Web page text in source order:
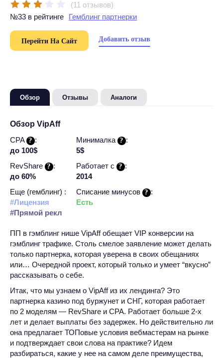
(11 отзывов)
№33 в рейтинге
Гемблинг партнерки
Перейти На Сайт Добавить отзыв
Обзор Отзывы Аналоги
Обзор VipAff
CPA
:
до 100$
RevShare
:
до 60%
Еще (гемблинг) :
#Лицензия
#Прямой рекл
Минималка
:
5$
Работает c
:
2014
Списание минусов
:
Есть
ПП в гэмблинг нише VipAff обещает VIP конверсии на
гэмблинг трафике. Столь смелое заявление может делать
только партнерка, которая уверена в своих обещаниях
или… Очередной проект, который только и умеет “вкусно”
рассказывать о себе.
Итак, что мы узнаем о VipAff из их лендинга? Это
партнерка казино под буржунет и СНГ, которая работает
по 2 моделям — RevShare и CPA. Работает больше 2-х
лет и делает выплаты без задержек. Но действительно ли
она предлагает ТОПовые условия вебмастерам на рынке
и подтверждает свои слова на практике? Идем
разбираться, какие у нее на самом деле преимущества,